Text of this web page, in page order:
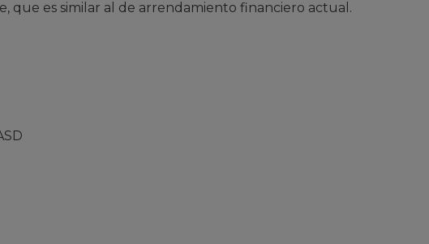
es similar al de arrendamiento financiero actual.